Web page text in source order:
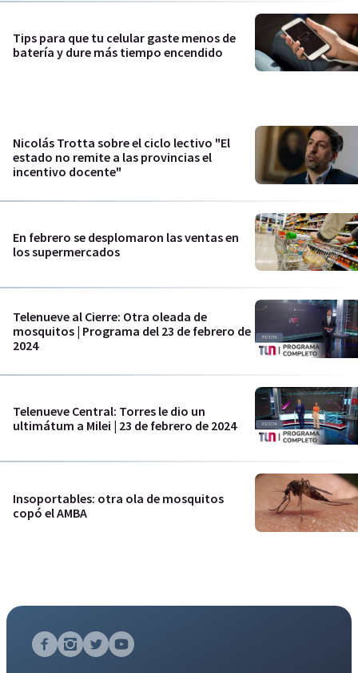
Tips para que tu celular gaste menos de
batería y dure más tiempo encendido
Nicolás Trotta sobre el ciclo lectivo "El
estado no remite a las provincias el
incentivo docente"
En febrero se desplomaron las ventas en
los supermercados
Telenueve al Cierre: Otra oleada de
mosquitos | Programa del 23 de febrero de
2024
Telenueve Central: Torres le dio un
ultimátum a Milei | 23 de febrero de 2024
Insoportables: otra ola de mosquitos
copó el AMBA